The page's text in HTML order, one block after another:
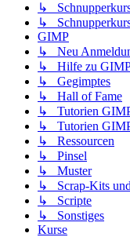
↳
↳
GIMP
↳ Neu
↳ Hilfe zu
↳ Gegimptes
↳ Hall of Fame
↳ Tutorien
↳ Tutorien
↳ Ressourcen
↳ Pinsel
↳ Muster
↳ Scrap-Kits
↳ Scripte
↳ Sonstiges
Kurse